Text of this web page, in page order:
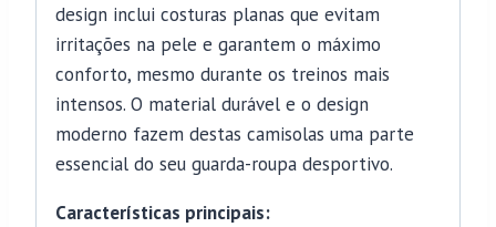
design inclui costuras planas que evitam
irritações na pele e garantem o máximo
conforto, mesmo durante os treinos mais
intensos. O material durável e o design
moderno fazem destas camisolas uma parte
essencial do seu guarda-roupa desportivo.
Características principais: